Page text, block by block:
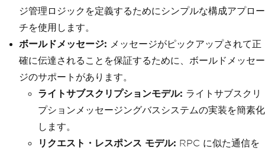
ジ管理ロジックを定義するためにシンプルな構成アプロー
チを使用します。
ボールドメッセージ: メッセージがピックアップされて正
確に伝達されることを保証するために、ボールドメッセー
ジのサポートがあります。
ライトサブスクリプションモデル: ライトサブスクリ
プションメッセージングバスシステムの実装を簡素化
します。
リクエスト・レスポンス モデル: RPC に似た通信を